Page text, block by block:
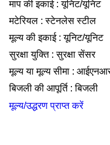
माप की इकाई : यूनिट/यूनिट
मटेरियल : स्टेनलेस स्टील
मूल्य की इकाई : यूनिट/यूनिट
सुरक्षा युक्ति : सुरक्षा सेंसर
मूल्य या मूल्य सीमा :
बिजली की आपूर्ति : बिजली
मूल्य/उद्धरण प्राप्त करें